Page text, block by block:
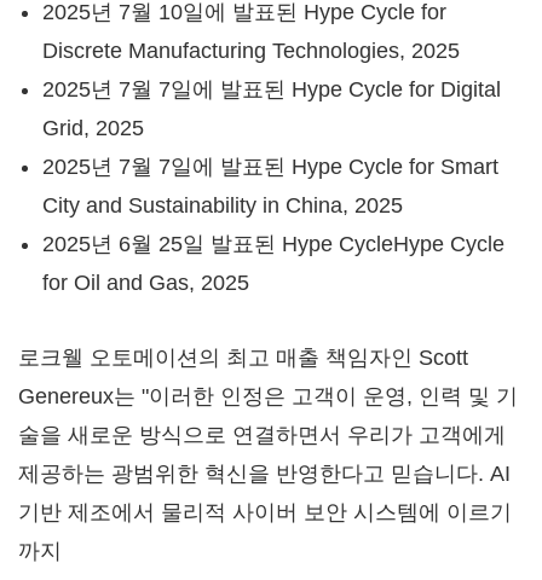
2025년 7월 10일에 발표된 Hype Cycle for
Discrete Manufacturing Technologies, 2025
2025년 7월 7일에 발표된 Hype Cycle for Digital
Grid, 2025
2025년 7월 7일에 발표된 Hype Cycle for Smart
City and Sustainability in China, 2025
2025년 6월 25일 발표된 Hype CycleHype Cycle
for Oil and Gas, 2025
로크웰 오토메이션의 최고 매출 책임자인 Scott
Genereux는 "이러한 인정은 고객이 운영, 인력 및 기
술을 새로운 방식으로 연결하면서 우리가 고객에게
제공하는 광범위한 혁신을 반영한다고 믿습니다. AI
기반 제조에서 물리적 사이버 보안 시스템에 이르기
까지